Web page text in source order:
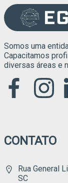
Somos uma
Capacitamos
diversas áreas e
CONTATO
Rua General
SC